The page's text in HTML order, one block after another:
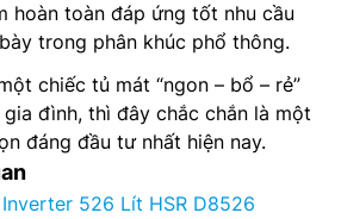
hoàn toàn đáp ứng tốt nhu cầu
trong phân khúc phổ thông.
chiếc tủ mát “ngon – bổ – rẻ”
đình, thì đây chắc chắn là một
đáng đầu tư nhất hiện nay.
526 Lít HSR D8526